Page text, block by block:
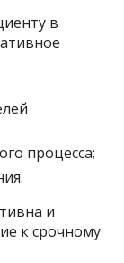
в
процесса;
и
к срочному